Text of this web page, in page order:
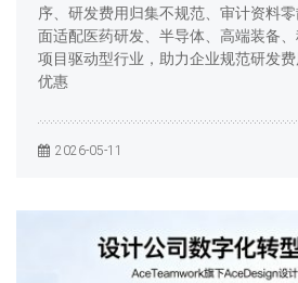
序、研发费用归集不规范、审计资料
面适配医药研发、半导体、高端装备
项目驱动型行业，助力企业规范研发
优惠
2026-05-11